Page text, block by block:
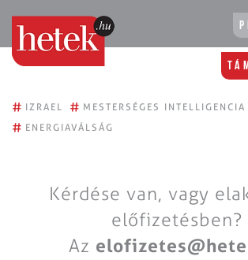
# IZRAEL # MESTERSÉGES INTELLIGENCIA
# ENERGIAVÁLSÁG
Kérdése van, vagy
előfizetésben?
Az